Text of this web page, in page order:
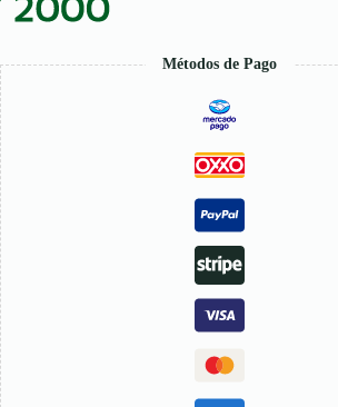
Métodos de Pago